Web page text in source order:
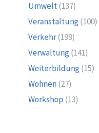
Umwelt(137)
Veranstaltung(100)
Verkehr(199)
Verwaltung(141)
Weiterbildung(15)
Wohnen(27)
Workshop (13)